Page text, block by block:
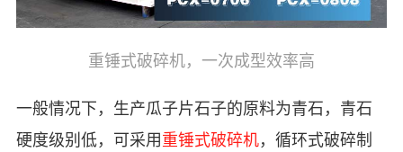
重锤式破碎机，一次成型效率高
一般情况下，生产瓜子片石子的原料为青石，青石
硬度级别低，可采用重锤式破碎机，循环式破碎制